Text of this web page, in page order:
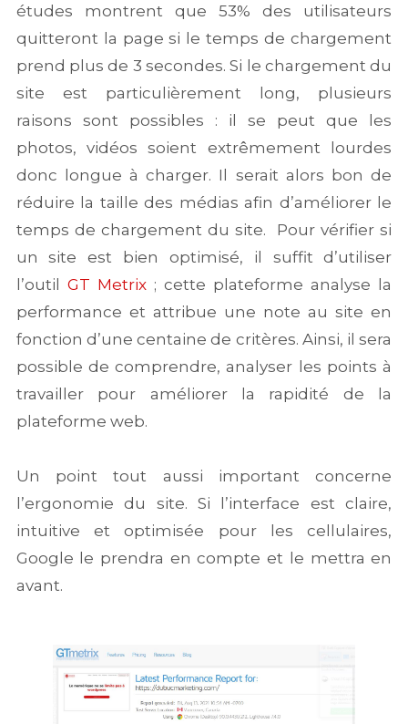
études montrent que 53% des utilisateurs
quitteront la page si le temps de chargement
prend plus de 3 secondes. Si le chargement du
site est particulièrement long, plusieurs
raisons sont possibles : il se peut que les
photos, vidéos soient extrêmement lourdes
donc longue à charger. Il serait alors bon de
réduire la taille des médias afin d’améliorer le
temps de chargement du site. Pour vérifier si
un site est bien optimisé, il suffit d’utiliser
l’outil GT Metrix; cette plateforme analyse la
performance et attribue une note au site en
fonction d’une centaine de critères. Ainsi, il sera
possible de comprendre, analyser les points à
travailler pour améliorer la rapidité de la
plateforme web.
Un point tout aussi important concerne
l’ergonomie du site. Si l’interface est claire,
intuitive et optimisée pour les cellulaires,
Google le prendra en compte et le mettra en
avant.